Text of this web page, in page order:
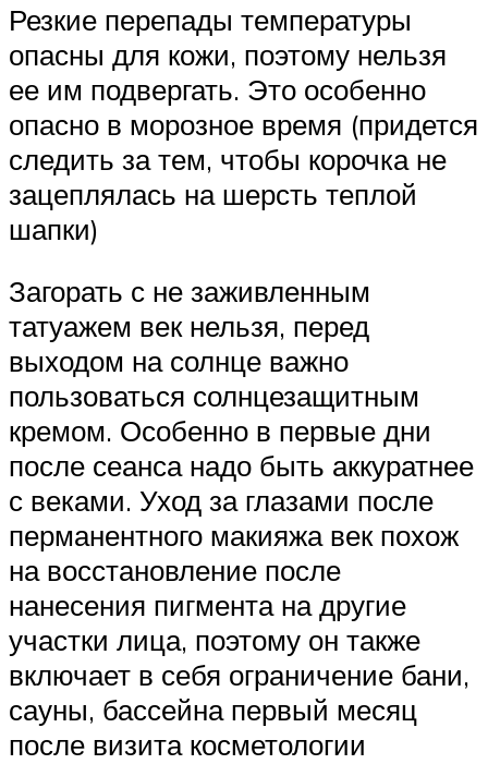
Резкие перепады температуры
опасны для кожи, поэтому нельзя
ее им подвергать. Это особенно
опасно в морозное время (придется
следить за тем, чтобы корочка не
зацеплялась на шерсть теплой
шапки)
Загорать с не заживленным
татуажем век нельзя, перед
выходом на солнце важно
пользоваться солнцезащитным
кремом. Особенно в первые дни
после сеанса надо быть аккуратнее
с веками. Уход за глазами после
перманентного макияжа век похож
на восстановление после
нанесения пигмента на другие
участки лица, поэтому он также
включает в себя ограничение бани,
сауны, бассейна первый месяц
после визита косметологии